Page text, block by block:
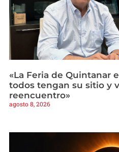
«La Feria de Quintanar
todos tengan su sitio y
reencuentro»
agosto 8, 2026